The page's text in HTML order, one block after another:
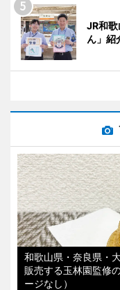
JR和
ん」紹
和歌山県・奈良県・
販売する玉林園監修
ージなし）